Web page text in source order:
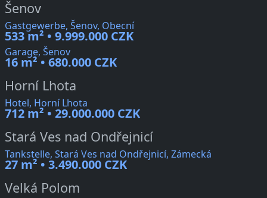
Šenov
Gastgewerbe, Šenov, Obecní
533 m² • 9.999.000 CZK
Garage, Šenov
16 m² • 680.000 CZK
Horní Lhota
Hotel, Horní Lhota
712 m² • 29.000.000 CZK
Stará Ves nad Ondřejnicí
Tankstelle, Stará Ves nad Ondřejnicí, Zámecká
27 m² • 3.490.000 CZK
Velká Polom